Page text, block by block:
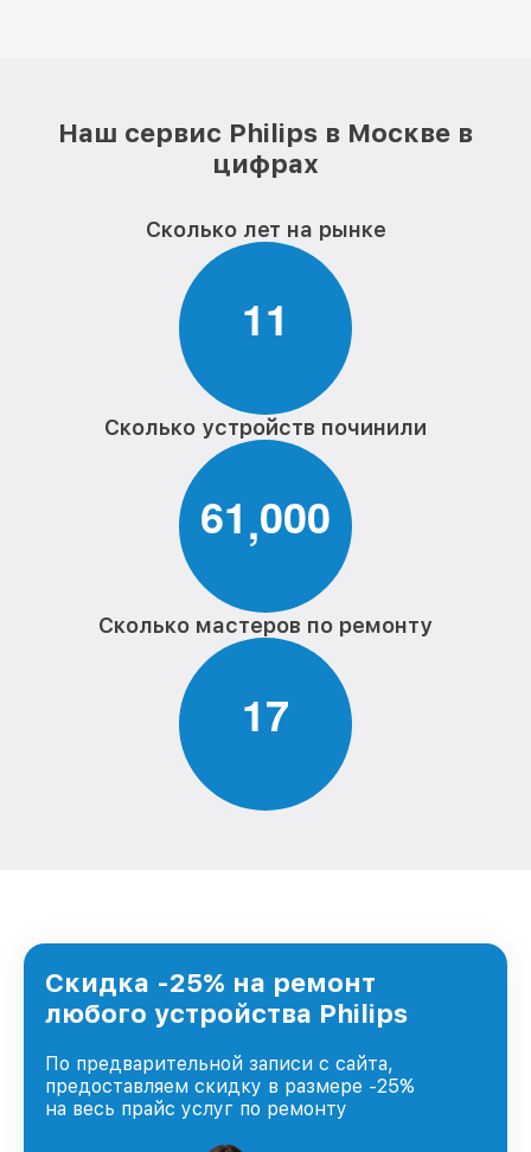
Наш сервис Philips в Москве в
цифрах
Сколько лет на рынке
11
Сколько устройств починили
61,000
Сколько мастеров по ремонту
17
Скидка -25% на ремонт
любого устройства Philips
По предварительной записи с сайта,
предоставляем скидку в размере -25%
на весь прайс услуг по ремонту